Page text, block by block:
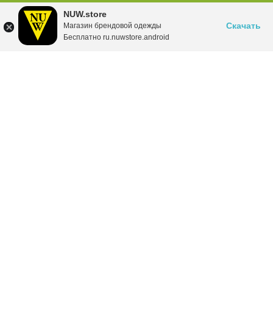
NUW.store
Магазин брендовой одежды
Бесплатно ru.nuwstore.android
Скачать